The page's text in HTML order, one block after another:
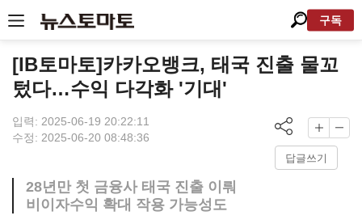
구독
[IB토마토]카카오뱅크, 태국 진출 물꼬
텄다…수익 다각화 '기대'
입력: 2025-06-19 20:22:11
수정: 2025-06-20 08:48:36
답글쓰기
28년만 첫 금융사 태국 진출 이뤄
비이자수익 확대 작용 가능성도